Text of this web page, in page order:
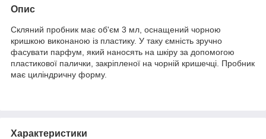
Опис
Скляний пробник має об'єм 3 мл, оснащений чорною
кришкою виконаною із пластику. У таку ємність зручно
фасувати парфум, який наносять на шкіру за допомогою
пластикової палички, закріпленої на чорній кришечці. Пробник
має циліндричну форму.
Характеристики